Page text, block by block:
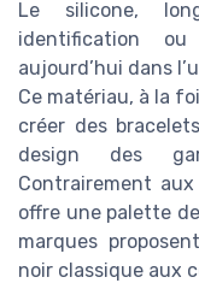
Le silicone,
identification ou
aujourd’hui dans
Ce matériau, à la
créer des
design des
Contrairement
offre une palette
marques
noir classique aux